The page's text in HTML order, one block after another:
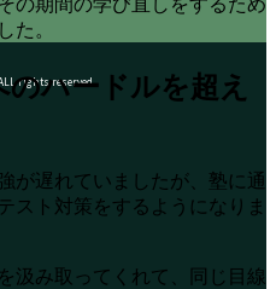
rights reserved.
の期間の学び直しをするため
た。
ハードルを超え
が遅れていましたが、塾に通
スト対策をするようになりま
汲み取ってくれて、同じ目線